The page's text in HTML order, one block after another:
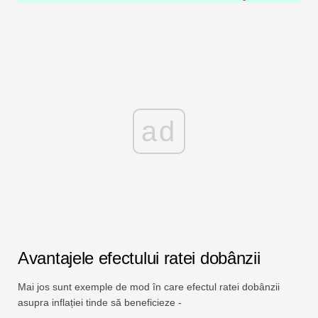
ad
Avantajele efectului ratei dobânzii
Mai jos sunt exemple de mod în care efectul ratei dobânzii
asupra inflației tinde să beneficieze -